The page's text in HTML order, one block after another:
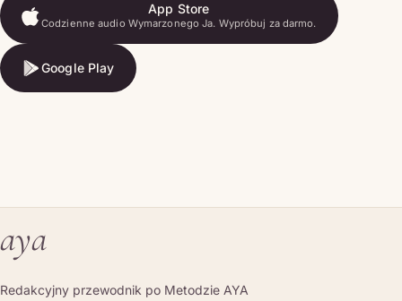
App Store
Codzienne audio Wymarzonego Ja. Wypróbuj za darmo.
App Store
Google Play
Google Play
aya
Redakcyjny przewodnik po Metodzie AYA